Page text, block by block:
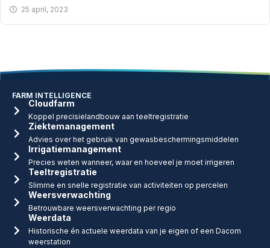
25 april, 2023
FARM INTELLIGENCE
Cloudfarm
Koppel precisielandbouw aan teeltregistratie
Ziektemanagement
Advies over het gebruik van gewasbeschermingsmiddelen
Irrigatiemanagement
Precies weten wanneer, waar en hoeveel je moet irrigeren
Teeltregistratie
Slimme en snelle registratie van activiteiten op percelen
Weersverwachting
Betrouwbare weersverwachting per regio
Weerdata
Historische én actuele weerdata van je eigen of een Dacom
weerstation